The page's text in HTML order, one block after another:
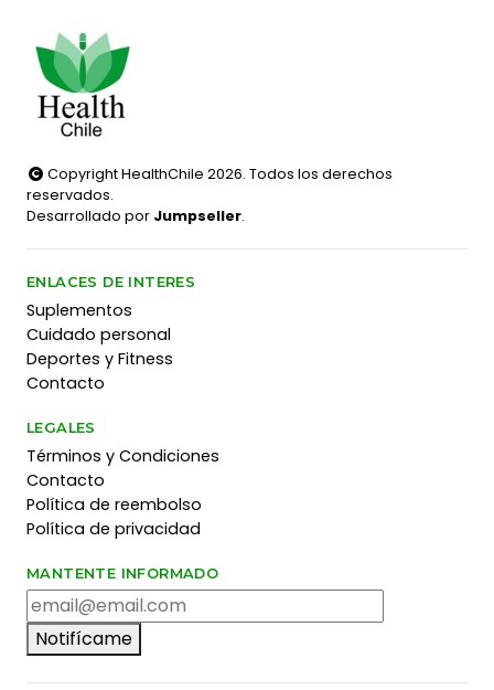
Copyright HealthChile 2026. Todos los derechos
reservados.
Desarrollado por Jumpseller.
ENLACES DE INTERES
Suplementos
Cuidado personal
Deportes y Fitness
Contacto
LEGALES
Términos y Condiciones
Contacto
Política de reembolso
Política de privacidad
MANTENTE INFORMADO
Notifícame